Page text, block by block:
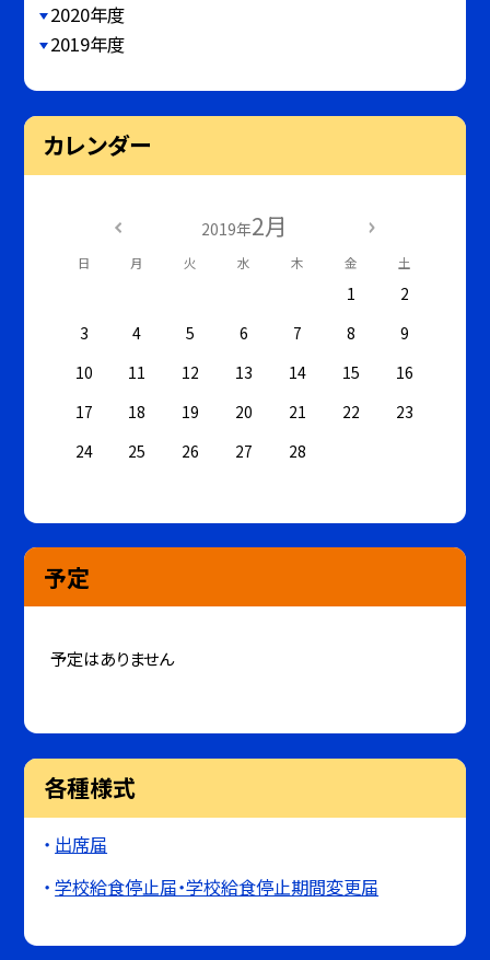
2020年度
2019年度
カレンダー
2019年2月
日 月 火 水 木 金 土
1
2
3
4 5 6 7 8
9
10
11 12 13 14 15
16
17
18 19 20 21 22
23
24
25 26 27 28
予定
予定はありません
各種様式
出席届
学校給食停止届・学校給食停止期間変更届